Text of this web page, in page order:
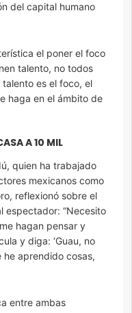
del capital humano
el poner el foco
talento, no todos
talento es el foco, el
haga en el ámbito de
A 10 MIL
quien ha trabajado
mexicanos como
reflexionó sobre el
espectador: “Necesito
hagan pensar y
y diga: ‘Guau, no
he aprendido cosas,
entre ambas